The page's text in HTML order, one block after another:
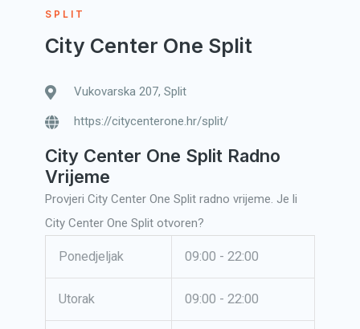
SPLIT
City Center One Split
Vukovarska 207, Split
https://citycenterone.hr/split/
City Center One Split Radno
Vrijeme
Provjeri City Center One Split radno vrijeme. Je li
City Center One Split otvoren?
Ponedjeljak 09:00 - 22:00
Utorak 09:00 - 22:00